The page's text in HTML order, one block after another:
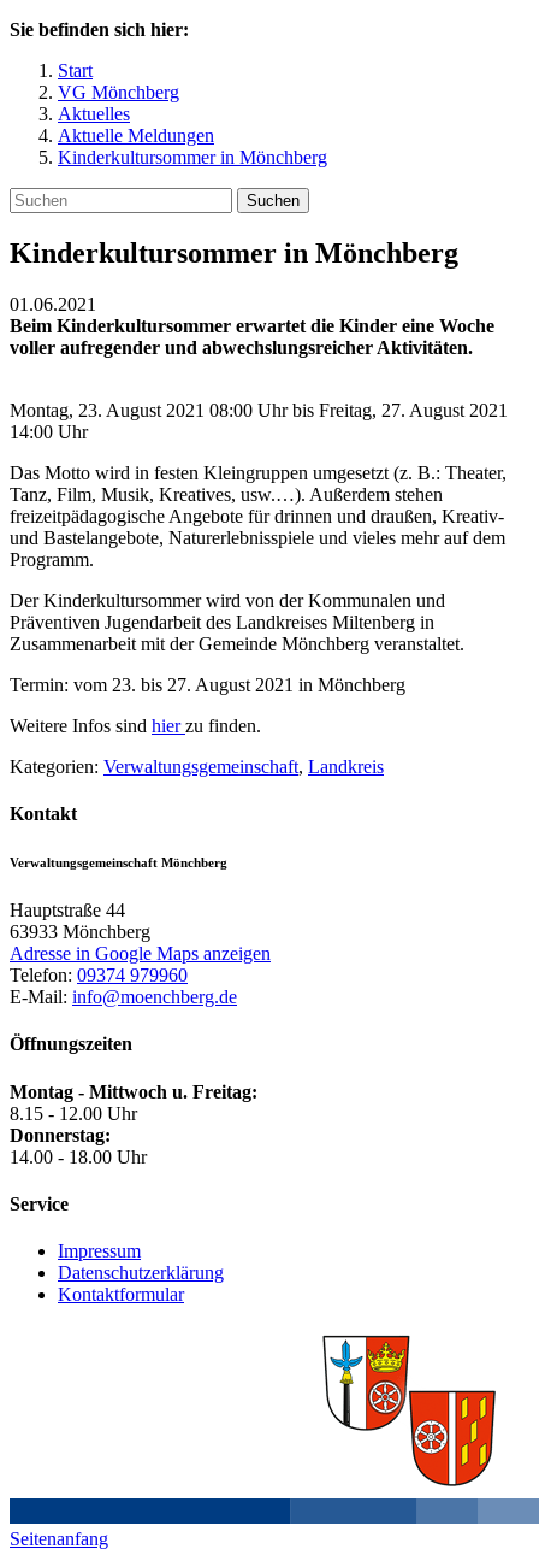
Sie befinden sich hier:
Start
VG Mönchberg
Aktuelles
Aktuelle Meldungen
Kinderkultursommer in Mönchberg
Suchen
Kinderkultursommer in Mönchberg
01.06.2021
Beim Kinderkultursommer erwartet die Kinder eine Woche
voller aufregender und abwechslungsreicher Aktivitäten.
Montag, 23. August 2021 08:00 Uhr bis Freitag, 27. August 2021
14:00 Uhr
Das Motto wird in festen Kleingruppen umgesetzt (z. B.: Theater,
Tanz, Film, Musik, Kreatives, usw.…). Außerdem stehen
freizeitpädagogische Angebote für drinnen und draußen, Kreativ-
und Bastelangebote, Naturerlebnisspiele und vieles mehr auf dem
Programm.
Der Kinderkultursommer wird von der Kommunalen und
Präventiven Jugendarbeit des Landkreises Miltenberg in
Zusammenarbeit mit der Gemeinde Mönchberg veranstaltet.
Termin: vom 23. bis 27. August 2021 in Mönchberg
Weitere Infos sind hierzu finden.
Kategorien: Verwaltungsgemeinschaft, Landkreis
Kontakt
Verwaltungsgemeinschaft Mönchberg
Hauptstraße 44
63933 Mönchberg
Adresse in Google Maps anzeigen
Telefon: 09374 979960
E-Mail: info@moenchberg.de
Öffnungszeiten
Montag - Mittwoch u. Freitag:
8.15 - 12.00 Uhr
Donnerstag:
14.00 - 18.00 Uhr
Service
Impressum
Datenschutzerklärung
Kontaktformular
Seitenanfang